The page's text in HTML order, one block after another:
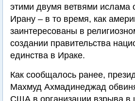
этими двумя ветвями ислама
Ирану – в то время, как
заинтересованы в
создании правительства
единства в Ираке.
Как сообщалось ранее,
Махмуд Ахмадинеджад
США в организации взрыва в